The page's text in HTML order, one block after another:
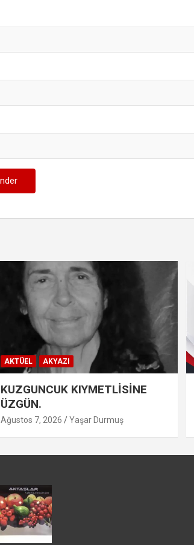
AKTÜEL AKYAZI
KUZGUNCUK KIYMETLİSİNE
ÜZGÜN.
Ağustos 7, 2026 Yaşar Durmuş